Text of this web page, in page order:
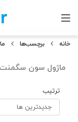
خانه برچسب‌ها
ماژول سون سگمنت
ترتیب